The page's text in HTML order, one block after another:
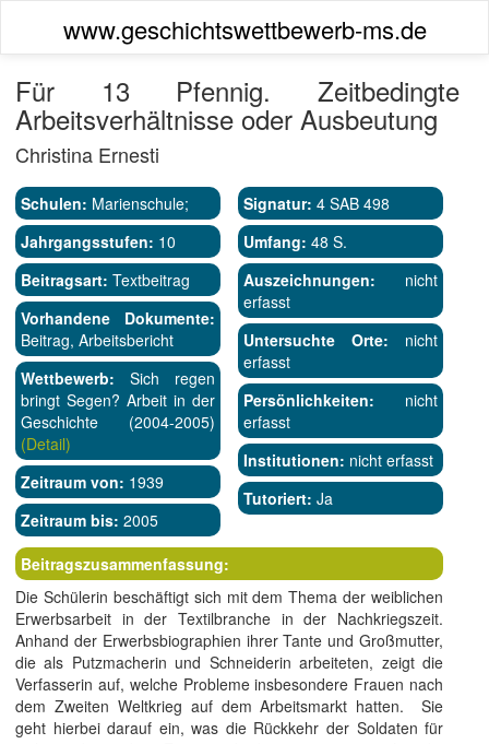
www.geschichtswettbewerb-ms.de
Für 13 Pfennig. Zeitbedingte
Arbeitsverhältnisse oder Ausbeutung
Christina Ernesti
Schulen: Marienschule;
Jahrgangsstufen: 10
Beitragsart: Textbeitrag
Vorhandene Dokumente:
Beitrag, Arbeitsbericht
Wettbewerb: Sich regen
bringt Segen? Arbeit in der
Geschichte (2004-2005)
(Detail)
Zeitraum von: 1939
Zeitraum bis: 2005
Signatur: 4 SAB 498
Umfang: 48 S.
Auszeichnungen: nicht
erfasst
Untersuchte Orte: nicht
erfasst
Persönlichkeiten: nicht
erfasst
Institutionen: nicht erfasst
Tutoriert: Ja
Beitragszusammenfassung:
Die Schülerin beschäftigt sich mit dem Thema der weiblichen
Erwerbsarbeit in der Textilbranche in der Nachkriegszeit.
Anhand der Erwerbsbiographien ihrer Tante und Großmutter,
die als Putzmacherin und Schneiderin arbeiteten, zeigt die
Verfasserin auf, welche Probleme insbesondere Frauen nach
dem Zweiten Weltkrieg auf dem Arbeitsmarkt hatten. Sie
geht hierbei darauf ein, was die Rückkehr der Soldaten für